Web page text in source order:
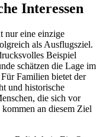
Interessen
nur eine einzige
als Ausflugsziel.
Beispiel
schätzen die Lage im
Familien bietet der
und historische
die sich vor
an diesem Ziel